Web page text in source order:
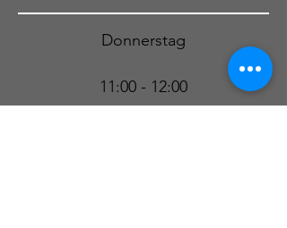
Donnerstag
11:00 - 12:00